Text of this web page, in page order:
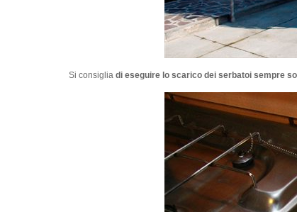
Si consiglia di eseguire lo scarico dei serbatoi sempre